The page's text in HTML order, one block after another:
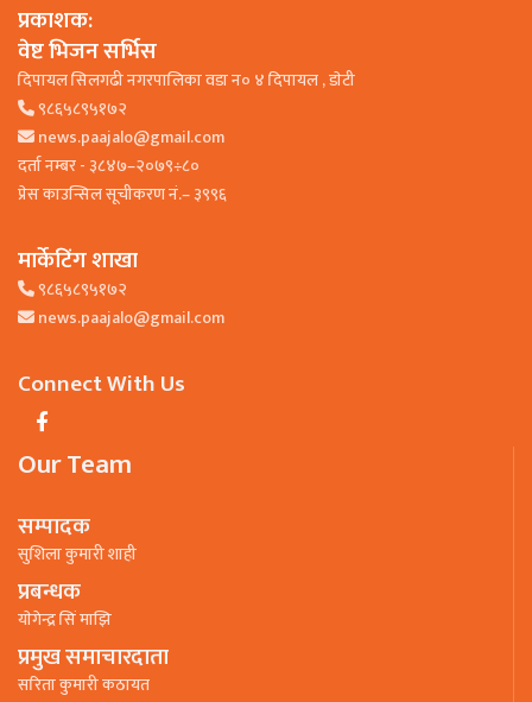
प्रकाशक:
वेष्ट भिजन सर्भिस
दिपायल सिलगढी नगरपालिका वडा न० ४ दिपायल , डाेटी
९८६५८९५१७२
news.paajalo@gmail.com
दर्ता नम्बर - ३८४७–२०७९÷८०
प्रेस काउन्सिल सूचीकरण नं.– ३९९६
मार्केटिंग शाखा
९८६५८९५१७२
news.paajalo@gmail.com
Connect With Us
Our Team
सम्पादक
सुशिला कुमारी शाही
प्रबन्धक
याेगेन्द्र सिं माझि
प्रमुख समाचारदाता
सरिता कुमारी कठायत